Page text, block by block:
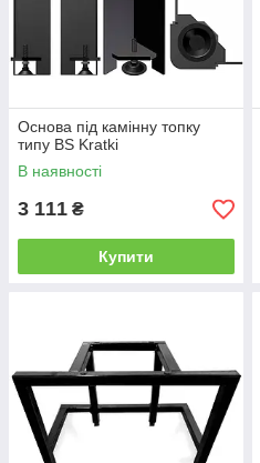
Основа під камінну топку
типу BS Kratki
В наявності
3 111 ₴
Купити